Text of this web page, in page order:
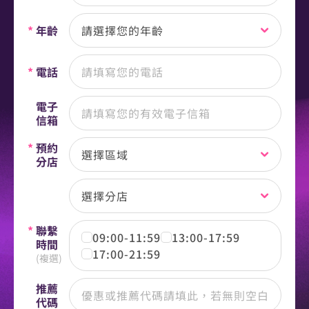
*年齡 請選擇您的年齡
* 電話
電子
信箱
*預約
分店
選擇區域
選擇分店
*聯繫
時間
(複選)
09:00-11:59
13:00-17:59
17:00-21:59
推薦
代碼